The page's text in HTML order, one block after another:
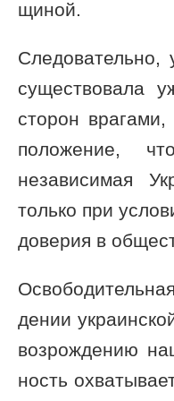
щиной.
Следовательно,
существовала
сторон
положение,
независимая
только при
доверия в
дении
возрождению
ность